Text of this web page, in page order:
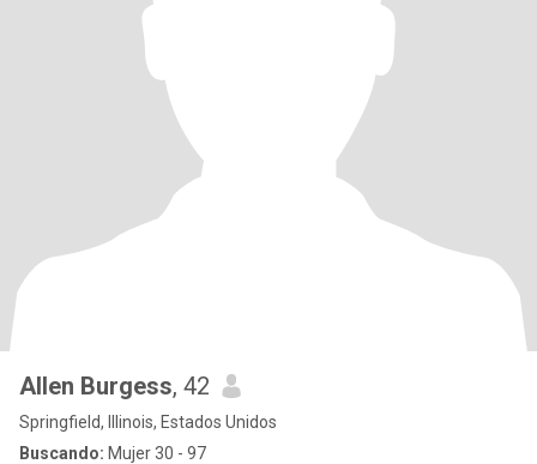
Allen Burgess, 42
Springfield, Illinois, Estados Unidos
Buscando: Mujer 30 - 97